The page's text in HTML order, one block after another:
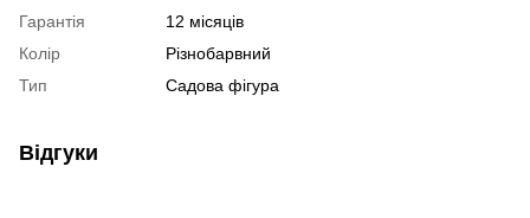
Гарантія
12 місяців
Колір
Різнобарвний
Тип
Садова фігура
Відгуки